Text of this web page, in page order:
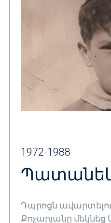
1972-1988
Դպրոցն
Քոչարյանը մեկնեց